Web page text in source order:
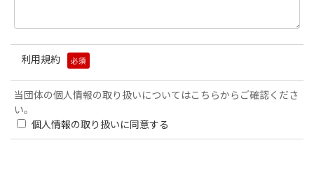
利用規約 必須
当団体の個人情報の取り扱いについてはこちらからご確認くださ
い。
個人情報の取り扱いに同意する